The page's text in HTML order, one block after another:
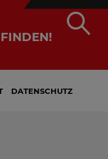
DATENSCHUTZ